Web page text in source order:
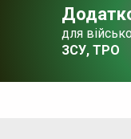
для
ЗСУ, ТРО